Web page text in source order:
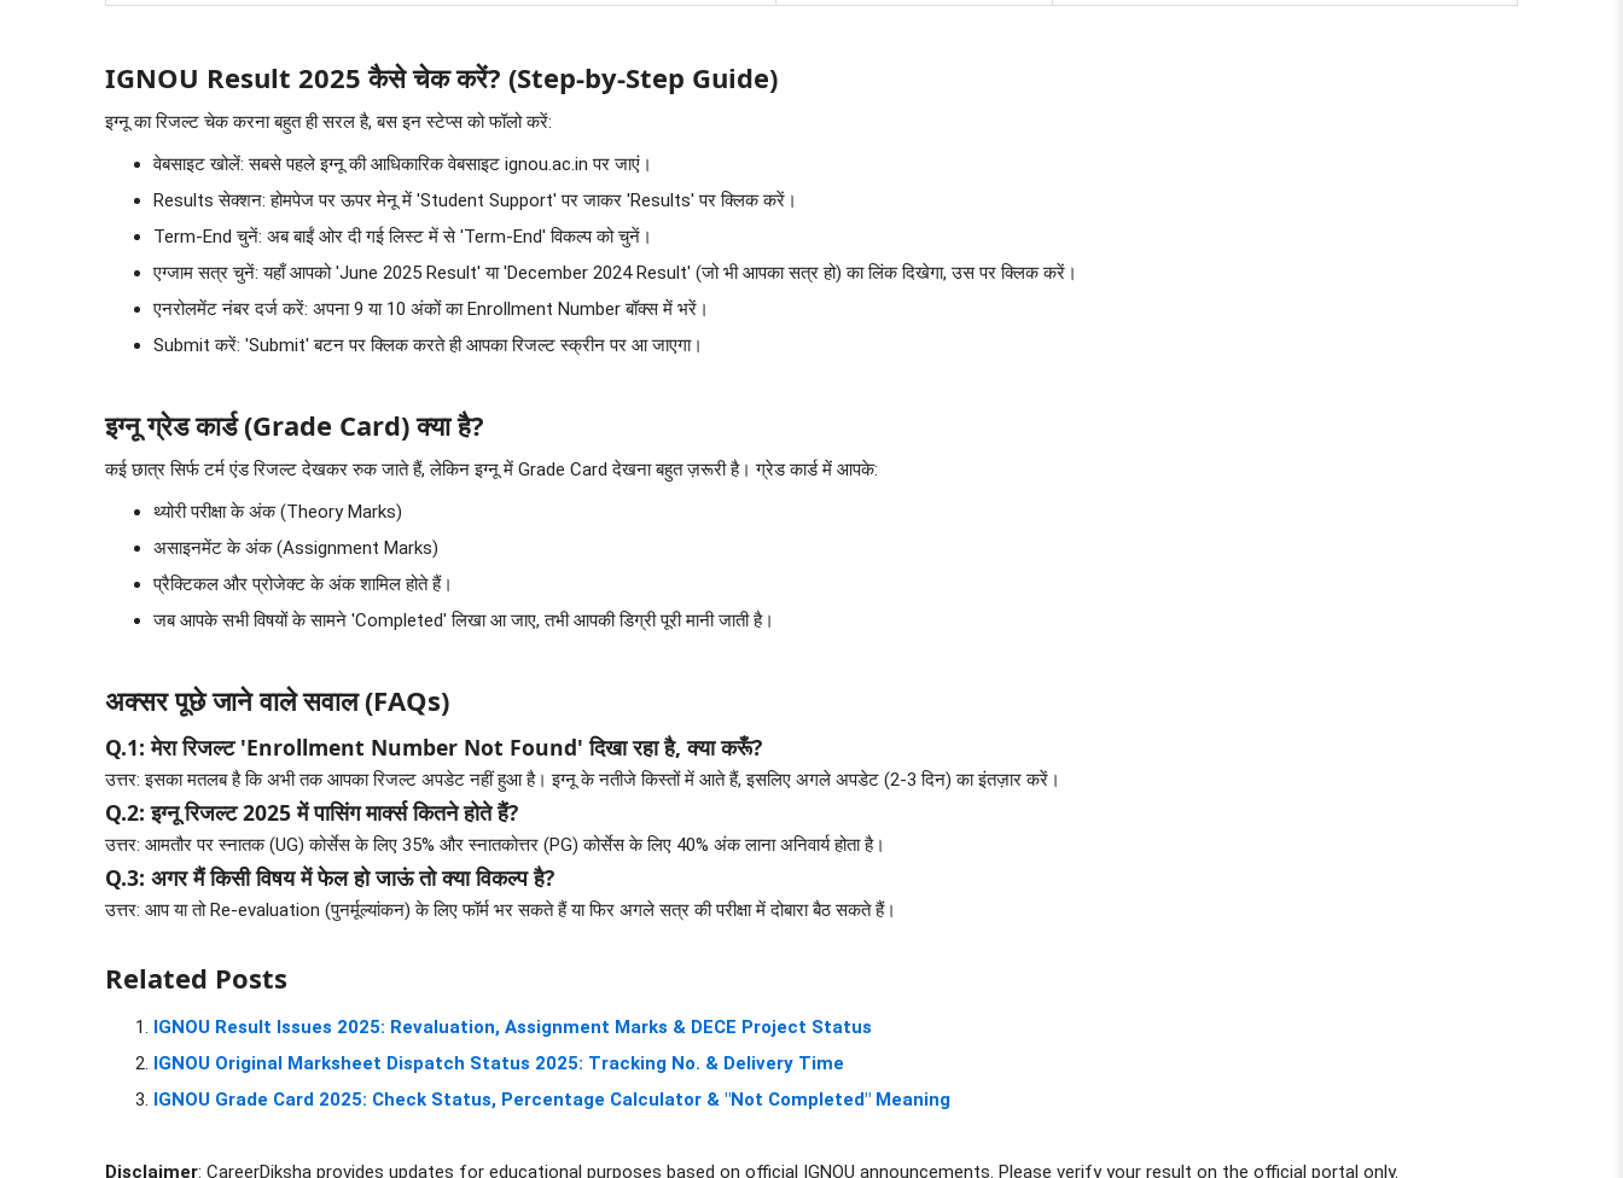
IGNOU Result 2025 कैसे चेक करें? (Step-by-Step Guide)
इग्नू का रिजल्ट चेक करना बहुत ही सरल है, बस इन स्टेप्स को फॉलो करें:
वेबसाइट खोलें: सबसे पहले इग्नू की आधिकारिक वेबसाइट ignou.ac.in पर जाएं।
Results सेक्शन: होमपेज पर ऊपर मेनू में 'Student Support' पर जाकर 'Results' पर क्लिक करें।
Term-End चुनें: अब बाईं ओर दी गई लिस्ट में से 'Term-End' विकल्प को चुनें।
एग्जाम सत्र चुनें: यहाँ आपको 'June 2025 Result' या 'December 2024 Result' (जो भी आपका सत्र हो) का लिंक दिखेगा, उस पर क्लिक करें।
एनरोलमेंट नंबर दर्ज करें: अपना 9 या 10 अंकों का Enrollment Number बॉक्स में भरें।
Submit करें: 'Submit' बटन पर क्लिक करते ही आपका रिजल्ट स्क्रीन पर आ जाएगा।
इग्नू ग्रेड कार्ड (Grade Card) क्या है?
कई छात्र सिर्फ टर्म एंड रिजल्ट देखकर रुक जाते हैं, लेकिन इग्नू में Grade Card देखना बहुत ज़रूरी है। ग्रेड कार्ड में आपके:
थ्योरी परीक्षा के अंक (Theory Marks)
असाइनमेंट के अंक (Assignment Marks)
प्रैक्टिकल और प्रोजेक्ट के अंक शामिल होते हैं।
जब आपके सभी विषयों के सामने 'Completed' लिखा आ जाए, तभी आपकी डिग्री पूरी मानी जाती है।
अक्सर पूछे जाने वाले सवाल (FAQs)
Q.1: मेरा रिजल्ट 'Enrollment Number Not Found' दिखा रहा है, क्या करूँ?
उत्तर: इसका मतलब है कि अभी तक आपका रिजल्ट अपडेट नहीं हुआ है। इग्नू के नतीजे किस्तों में आते हैं, इसलिए अगले अपडेट (2-3 दिन) का इंतज़ार करें।
Q.2: इग्नू रिजल्ट 2025 में पासिंग मार्क्स कितने होते हैं?
उत्तर: आमतौर पर स्नातक (UG) कोर्सेस के लिए 35% और स्नातकोत्तर (PG) कोर्सेस के लिए 40% अंक लाना अनिवार्य होता है।
Q.3: अगर मैं किसी विषय में फेल हो जाऊं तो क्या विकल्प है?
उत्तर: आप या तो Re-evaluation (पुनर्मूल्यांकन) के लिए फॉर्म भर सकते हैं या फिर अगले सत्र की परीक्षा में दोबारा बैठ सकते हैं।
Related Posts
IGNOU Result Issues 2025: Revaluation, Assignment Marks & DECE Project Status
IGNOU Original Marksheet Dispatch Status 2025: Tracking No. & Delivery Time
IGNOU Grade Card 2025: Check Status, Percentage Calculator & "Not Completed" Meaning
Disclaimer: CareerDiksha provides updates for educational purposes based on official IGNOU announcements. Please verify your result on the official portal only.